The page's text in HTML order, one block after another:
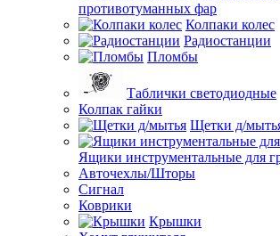
противотуманных фар
Колпаки колес
Радиостанции
Пломбы
Таблички светодиодные
Колпак гайки
Щетки д/
Ящики инструментальные для
Авточехлы/Шторы
Сигнал
Коврики
Крышки